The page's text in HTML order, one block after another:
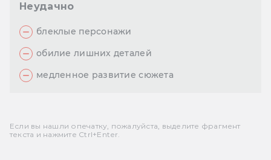
Неудачно
блеклые персонажи
обилие лишних деталей
медленное развитие сюжета
Если вы нашли опечатку, пожалуйста, выделите фрагмент
текста и нажмите Ctrl+Enter.